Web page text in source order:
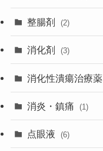
整腸剤 (2)
消化剤 (3)
消化性潰瘍治療薬
消炎・鎮痛 (1)
点眼液 (6)